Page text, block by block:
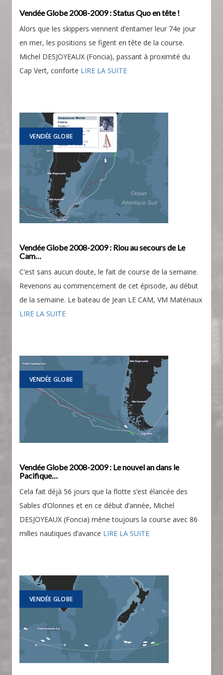
Vendée Globe 2008-2009 : Status Quo en tête !
Alors que les skippers viennent d’entamer leur 74e jour
en mer, les positions se figent en tête de la course.
Michel DESJOYEAUX (Foncia), passant à proximité du
Cap Vert, conforte LIRE LA SUITE
VENDÉE GLOBE
Vendée Globe 2008-2009 : Riou au secours de Le
Cam…
C’est sans aucun doute, le fait de course de la semaine.
Revenons au commencement de cet épisode, au début
de la semaine. Le bateau de Jean LE CAM, VM Matériaux
LIRE LA SUITE
VENDÉE GLOBE
Vendée Globe 2008-2009 : Le nouvel an dans le
Pacifique…
Cela fait déjà 56 jours que la flotte s’est élancée des
Sables d’Olonnes et en ce début d’année, Michel
DESJOYEAUX (Foncia) mène toujours la course avec 86
milles nautiques d’avance LIRE LA SUITE
VENDÉE GLOBE